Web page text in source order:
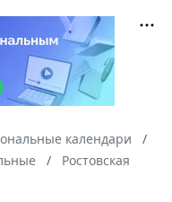
календари
Ростовская